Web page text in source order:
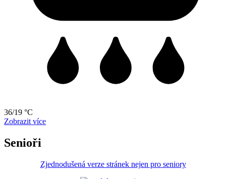
36/19 °C
Zobrazit více
Senioři
Zjednodušená verze stránek nejen pro seniory